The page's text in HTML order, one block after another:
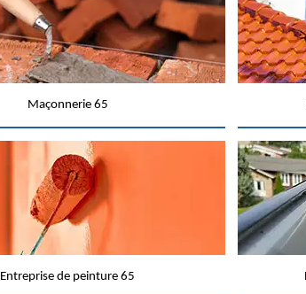
Maçonnerie 65
Entreprise de peinture 65